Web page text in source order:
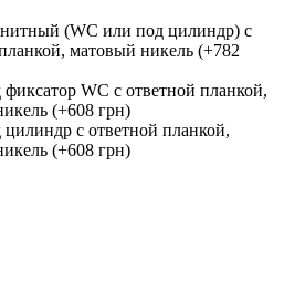
(WC или под цилиндр) с
матовый никель (+782
WC с ответной планкой,
(+608 грн)
с ответной планкой,
(+608 грн)